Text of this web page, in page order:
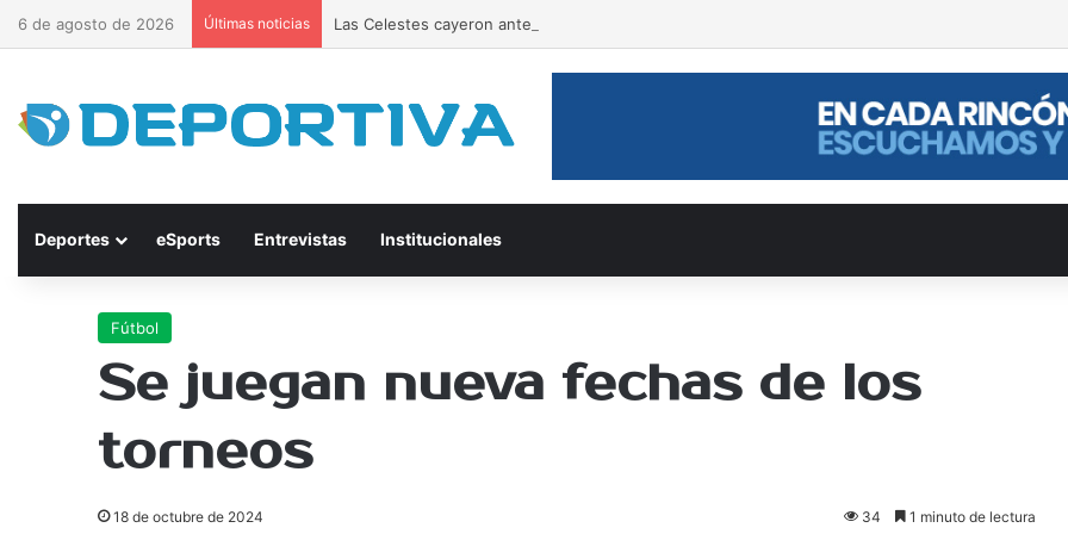
6 de agosto de 2026 Últimas noticias Las Celestes cayeron ante la Gloria
Deportes eSports Entrevistas Institucionales
Fútbol
Se juegan nueva fechas de los
torneos
18 de octubre de 2024 34 1 minuto de lectura